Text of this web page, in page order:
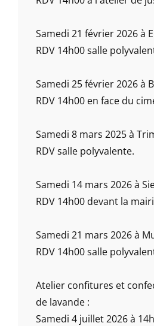
Samedi 21 février 2026 à
RDV 14h00 salle
Samedi 25 février 2026 à
RDV 14h00 en face du
Samedi 8 mars 2025 à
RDV salle polyvalente.
Samedi 14 mars 2026 à
RDV 14h00 devant la
Samedi 21 mars 2026 à
RDV 14h00 salle
Atelier confitures et
de lavande :
Samedi 4 juillet 2026 à